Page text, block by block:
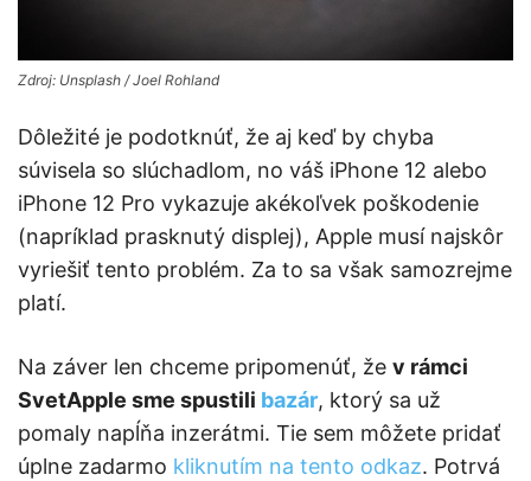
Zdroj: Unsplash / Joel Rohland
Dôležité je podotknúť, že aj keď by chyba
súvisela so slúchadlom, no váš iPhone 12 alebo
iPhone 12 Pro vykazuje akékoľvek poškodenie
(napríklad prasknutý displej), Apple musí najskôr
vyriešiť tento problém. Za to sa však samozrejme
platí.
Na záver len chceme pripomenúť, že v rámci
SvetApple sme spustili bazár, ktorý sa už
pomaly napĺňa inzerátmi. Tie sem môžete pridať
úplne zadarmo kliknutím na tento odkaz. Potrvá